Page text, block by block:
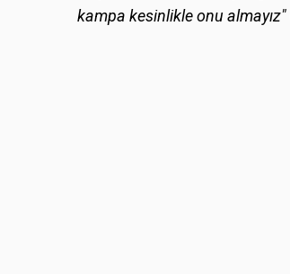
kampa kesinlikle onu almayız"